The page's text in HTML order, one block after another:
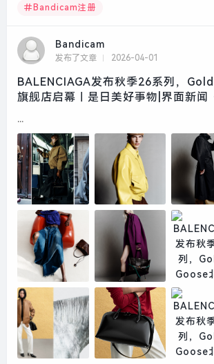
Bandicam注册
Bandicam
发布了文章 2026-04-01
BALENCIAGA发布秋季26系列，
旗舰店启幕｜是日美好事物|界面新闻
...